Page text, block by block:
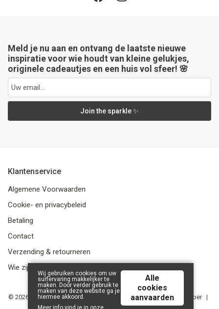
Meld je nu aan en ontvang de laatste nieuwe
inspiratie voor wie houdt van kleine gelukjes,
originele cadeautjes en een huis vol sfeer! 🌸
Join the sparkle ✨
Klantenservice
Algemene Voorwaarden
Cookie- en privacybeleid
Betaling
Contact
Verzending & retourneren
Wie zijn we?
© 2026 Media Service bv - BE 0438 614 796 - RPR Gent, afdeling Ieper |
Powered by
Tilroy.
Wij gebruiken cookies om uw
surfervaring makkelijker te
maken. Door verder gebruik te
maken van deze website ga je
hiermee akkoord.
Meer info vind je in onze
Alle
cookies
aanvaarden